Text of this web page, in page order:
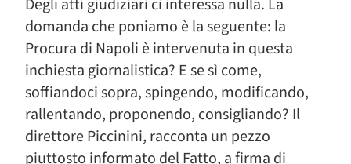
Degli atti giudiziari ci interessa nulla. La
domanda che poniamo è la seguente: la
Procura di Napoli è intervenuta in questa
inchiesta giornalistica? E se sì come,
soffiandoci sopra, spingendo, modificando,
rallentando, proponendo, consigliando? Il
direttore Piccinini, racconta un pezzo
piuttosto informato del Fatto, a firma di